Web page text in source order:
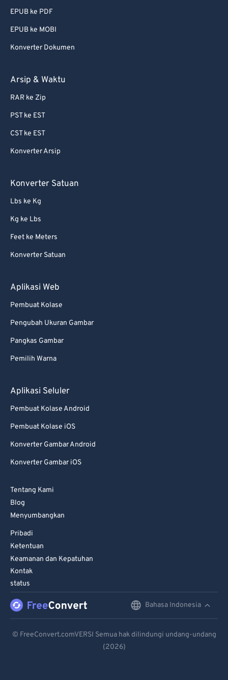
EPUB ke PDF
EPUB ke MOBI
Konverter Dokumen
Arsip & Waktu
RAR ke Zip
PST ke EST
CST ke EST
Konverter Arsip
Konverter Satuan
Lbs ke Kg
Kg ke Lbs
Feet ke Meters
Konverter Satuan
Aplikasi Web
Pembuat Kolase
Pengubah Ukuran Gambar
Pangkas Gambar
Pemilih Warna
Aplikasi Seluler
Pembuat Kolase Android
Pembuat Kolase iOS
Konverter Gambar Android
Konverter Gambar iOS
Tentang Kami
Blog
Menyumbangkan
Pribadi
Ketentuan
Keamanan dan Kepatuhan
Kontak
status
Bahasa Indonesia
Español
© FreeConvert.comVERSI Semua hak dilindungi undang-undang
(2026)